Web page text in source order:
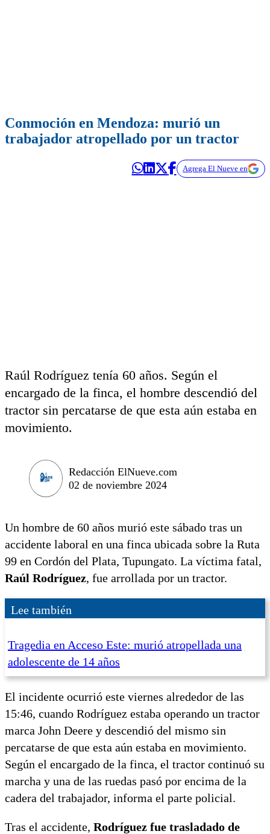
Conmoción en Mendoza: murió un
trabajador atropellado por un tractor
Agrega El Nueve en
Raúl Rodríguez tenía 60 años. Según el
encargado de la finca, el hombre descendió del
tractor sin percatarse de que esta aún estaba en
movimiento.
Redacción ElNueve.com
02 de noviembre 2024
Un hombre de 60 años murió este sábado tras un
accidente laboral en una finca ubicada sobre la Ruta
99 en Cordón del Plata, Tupungato. La víctima fatal,
Raúl Rodríguez, fue arrollada por un tractor.
Lee también
Tragedia en Acceso Este: murió atropellada una
adolescente de 14 años
El incidente ocurrió este viernes alrededor de las
15:46, cuando Rodríguez estaba operando un tractor
marca John Deere y descendió del mismo sin
percatarse de que esta aún estaba en movimiento.
Según el encargado de la finca, el tractor continuó su
marcha y una de las ruedas pasó por encima de la
cadera del trabajador, informa el parte policial.
Tras el accidente, Rodríguez fue trasladado de